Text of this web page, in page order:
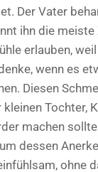
Der Vater
ihn die meiste
erlauben,
wenn es
Diesen
Tochter,
machen
dessen
ohne